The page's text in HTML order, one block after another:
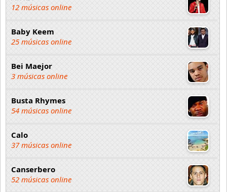
12 músicas online
Baby Keem
25 músicas online
Bei Maejor
3 músicas online
Busta Rhymes
54 músicas online
Calo
37 músicas online
Canserbero
52 músicas online